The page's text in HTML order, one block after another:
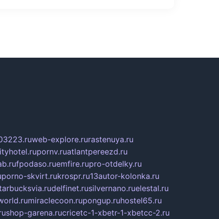
web-explore.rurastenuya.ru
pornv.ruatlantpereezd.ru
fpodaso.ruemfire.rupro-otdelky.ru
porno-skvirt.rukrospr.ru13autor-kolonka.ru
delfinet.rusilvernano.ruelestal.ru
miraclecoon.rupongup.ruhostel65.ru
shop-garena.rucricetc-1-xbetr-1-xbetcc-2.ru